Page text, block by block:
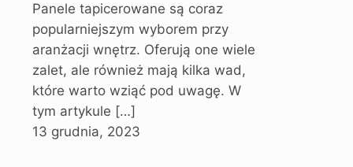
Panele tapicerowane są coraz
popularniejszym wyborem przy
aranżacji wnętrz. Oferują one wiele
zalet, ale również mają kilka wad,
które warto wziąć pod uwagę. W
tym artykule […]
13 grudnia, 2023